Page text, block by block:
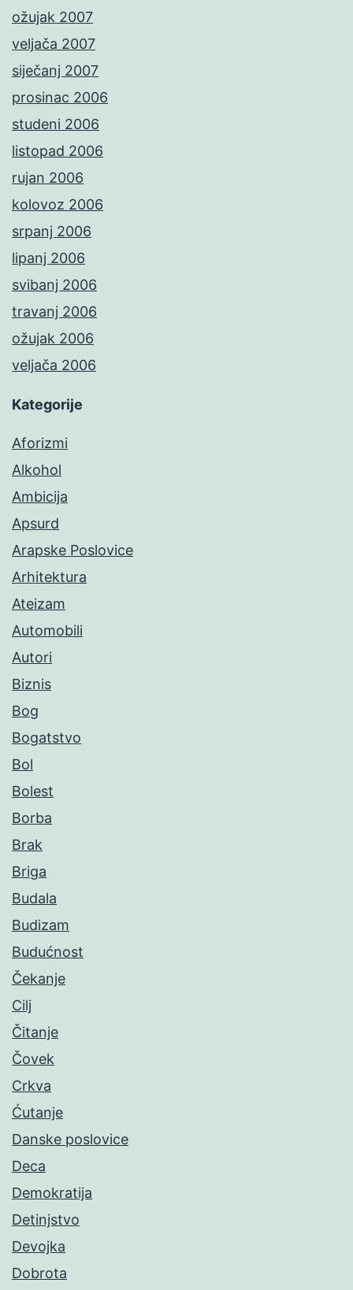
ožujak 2007
veljača 2007
siječanj 2007
prosinac 2006
studeni 2006
listopad 2006
rujan 2006
kolovoz 2006
srpanj 2006
lipanj 2006
svibanj 2006
travanj 2006
ožujak 2006
veljača 2006
Kategorije
Aforizmi
Alkohol
Ambicija
Apsurd
Arapske Poslovice
Arhitektura
Ateizam
Automobili
Autori
Biznis
Bog
Bogatstvo
Bol
Bolest
Borba
Brak
Briga
Budala
Budizam
Budućnost
Čekanje
Cilj
Čitanje
Čovek
Crkva
Ćutanje
Danske poslovice
Deca
Demokratija
Detinjstvo
Devojka
Dobrota